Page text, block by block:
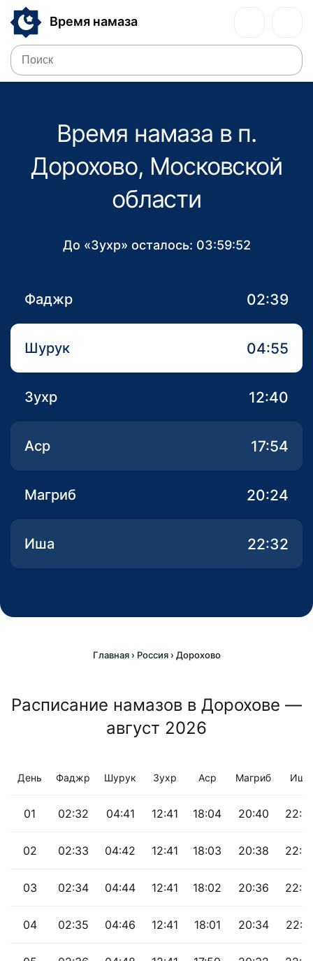
Время намаза
Время намаза в п.
Дорохово, Московской
области
До «Зухр» осталось: 03:59:52
Фаджр 02:39
Шурук 04:55
Зухр 12:40
Аср 17:54
Магриб 20:24
Иша 22:32
Главная› Россия› Дорохово
Расписание намазов в Дорохове —
август 2026
День Фаджр Шурук Зухр Аср Магриб Иша
01 02:32 04:41 12:41 18:04 20:40
02 02:33 04:42 12:41 18:03 20:38
03 02:34 04:44 12:41 18:02 20:36
04 02:35 04:46 12:41 18:01 20:34